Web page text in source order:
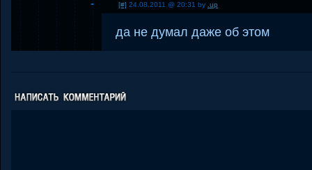
[#] 24.08.2011 @ 20:31 by .up
да не думал даже об этом